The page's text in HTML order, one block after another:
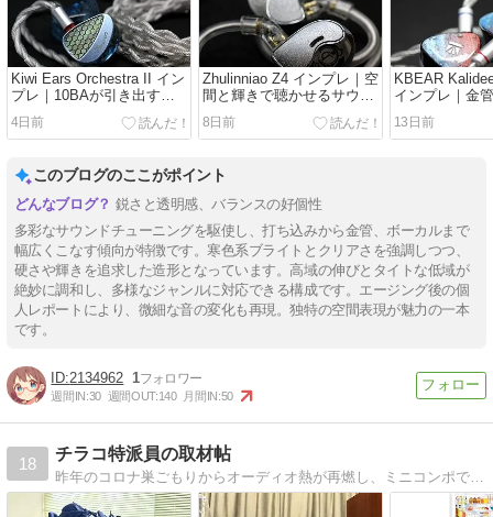
Kiwi Ears Orchestra II イン
プレ｜10BAが引き出す透
明度と一体感
4日前
Zhulinniao Z4 インプレ｜空
間と輝きで聴かせるサウン
8日前
KBEAR
インプレ｜金
に強い寒色ブ
13日前
このブログのここがポイント
鋭さと透明感、バランスの好個性
多彩なサウンドチューニングを駆使し、打ち込みから金管、ボーカルまで
幅広くこなす傾向が特徴です。寒色系ブライトとクリアさを強調しつつ、
硬さや輝きを追求した造形となっています。高域の伸びとタイトな低域が
絶妙に調和し、多様なジャンルに対応できる構成です。エージング後の個
人レポートにより、微細な音の変化も再現。独特の空間表現が魅力の一本
です。
2134962 1
週間IN:30 週間OUT:140 月間IN:50
18
チラコ特派員の取材帖
昨年のコロナ巣ごもりからオーディオ熱が再燃し、ミニコンポで色々遊んでましたが、我慢できず、先日KENWOOD KP-1100を導入してしまいました。これから、少しずつ試して行きたいと思ってます(^^)